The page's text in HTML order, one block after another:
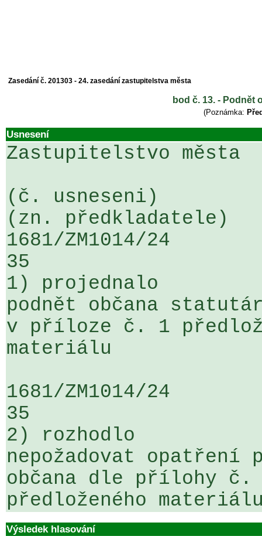
Zasedání č. 201303 - 24. zasedání zastupitelstva města
bod č. 13. - Podnět
(Poznámka:
Usnesení
Zastupitelstvo města
(č. usneseni)
(zn. předkladatele)
1681/ZM1014/24
35
1) projednalo
podnět občana
v příloze č. 1
materiálu
1681/ZM1014/24
35
2) rozhodlo
nepožadovat opatření
občana dle přílohy
předloženého
Výsledek hlasování